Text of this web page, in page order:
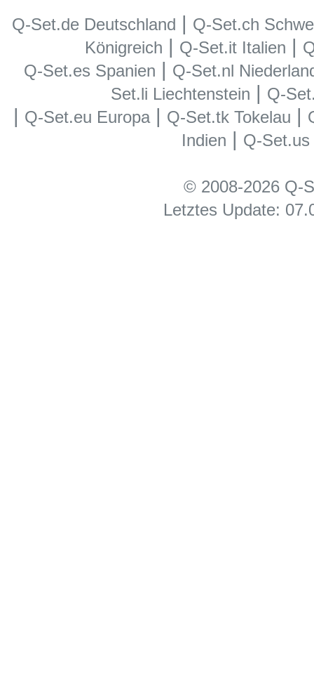
Q-Set.de Deutschland | Q-Set.ch
Königreich | Q-Set.it Italien |
Q-Set.es Spanien | Q-Set.nl
Set.li Liechtenstein | Q-
| Q-Set.eu Europa| Q-Set.tk Tokelau |
Indien | Q-
© 2008-2026 Q-
Letztes Update: